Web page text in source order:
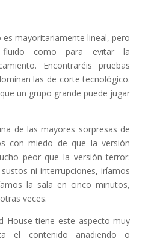
es mayoritariamente lineal, pero
fluido como para evitar la
Encontraréis pruebas
las de corte tecnológico.
un grupo grande puede jugar
de las mayores sorpresas de
con miedo de que la versión
peor que la versión terror:
ni interrupciones, iríamos
la sala en cinco minutos,
veces.
House tiene este aspecto muy
el contenido añadiendo o